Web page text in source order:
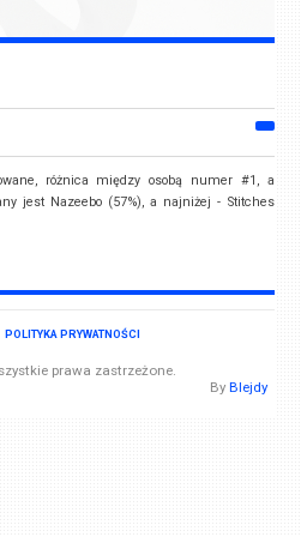
różnica między osobą numer #1, a
jest Nazeebo (57%), a najniżej - Stitches
POLITYKA PRYWATNOŚCI
prawa zastrzeżone.
By Blejdy